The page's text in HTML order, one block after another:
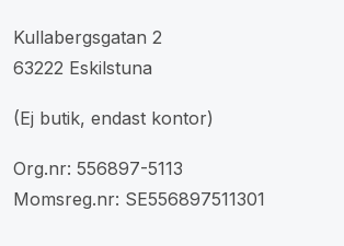
Kullabergsgatan 2
63222 Eskilstuna
(Ej butik, endast kontor)
Org.nr: 556897-5113
Momsreg.nr: SE556897511301